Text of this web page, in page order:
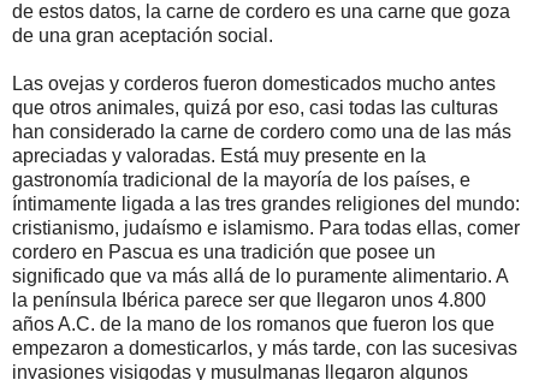
de estos datos, la carne de cordero es una carne que goza
de una gran aceptación social.
Las ovejas y corderos fueron domesticados mucho antes
que otros animales, quizá por eso, casi todas las culturas
han considerado la carne de cordero como una de las más
apreciadas y valoradas. Está muy presente en la
gastronomía tradicional de la mayoría de los países, e
íntimamente ligada a las tres grandes religiones del mundo:
cristianismo, judaísmo e islamismo. Para todas ellas, comer
cordero en Pascua es una tradición que posee un
significado que va más allá de lo puramente alimentario. A
la península Ibérica parece ser que llegaron unos 4.800
años A.C. de la mano de los romanos que fueron los que
empezaron a domesticarlos, y más tarde, con las sucesivas
invasiones visigodas y musulmanas llegaron algunos